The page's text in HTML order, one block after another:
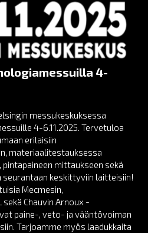
4-
messukeskuksessa
4-6.11.2025. Tervetuloa
erilaisiin
materiaalitestauksessa
mittaukseen sekä
seurantaan keskittyviin laitteisiin!
Mecmesin,
sekä Chauvin Arnoux -
paine-, veto- ja vääntövoiman
Tarjoamme myös laadukkaita